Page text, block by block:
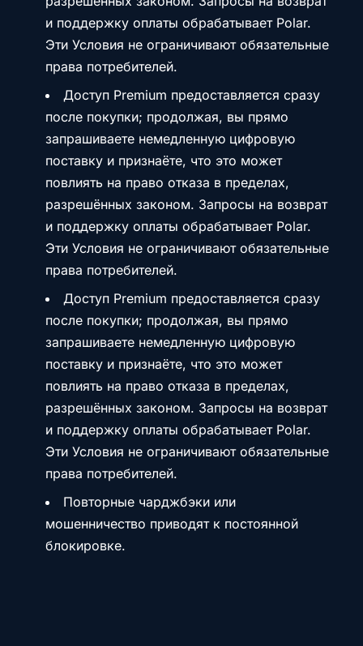
и поддержку оплаты обрабатывает Polar.
Эти Условия не ограничивают обязательные
права потребителей.
Доступ Premium предоставляется сразу
после покупки; продолжая, вы прямо
запрашиваете немедленную цифровую
поставку и признаёте, что это может
повлиять на право отказа в пределах,
разрешённых законом. Запросы на возврат
и поддержку оплаты обрабатывает Polar.
Эти Условия не ограничивают обязательные
права потребителей.
Доступ Premium предоставляется сразу
после покупки; продолжая, вы прямо
запрашиваете немедленную цифровую
поставку и признаёте, что это может
повлиять на право отказа в пределах,
разрешённых законом. Запросы на возврат
и поддержку оплаты обрабатывает Polar.
Эти Условия не ограничивают обязательные
права потребителей.
Повторные чарджбэки или
мошенничество приводят к постоянной
блокировке.